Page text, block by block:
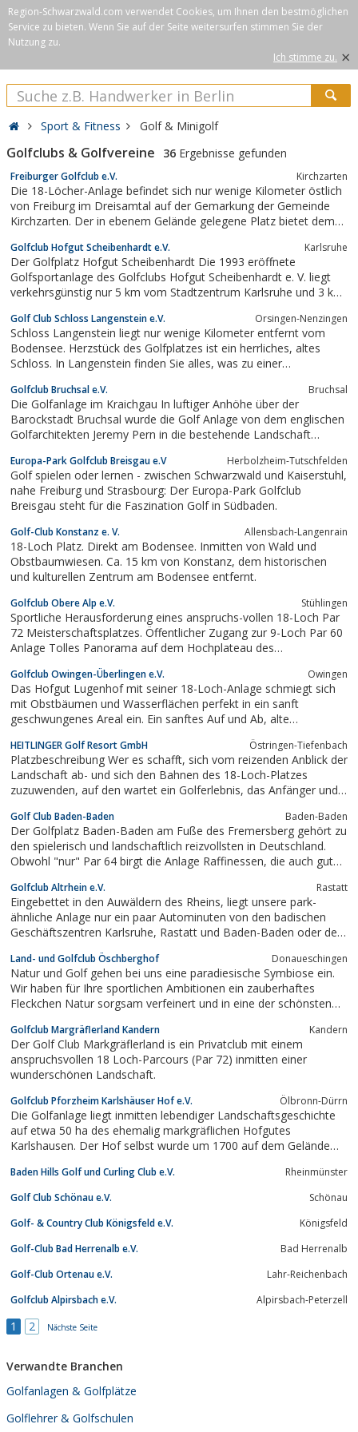
Region-Schwarzwald.com verwendet Cookies, um Ihnen den bestmöglichen
Service zu bieten. Wenn Sie auf der Seite weitersurfen stimmen Sie der
Nutzung zu.
Ich stimme zu. ×
Sport & Fitness Golf & Minigolf
Golfclubs & Golfvereine 36 Ergebnisse gefunden
Freiburger Golfclub e.V. Kirchzarten
Die 18-Löcher-Anlage befindet sich nur wenige Kilometer östlich
von Freiburg im Dreisamtal auf der Gemarkung der Gemeinde
Kirchzarten. Der in ebenem Gelände gelegene Platz bietet dem
Südschwarzwaldes. Die Führung der Spielbahnen ist durch den
herrlichen alten Baumbestand, der...
Golfclub Hofgut Scheibenhardt e.V. Karlsruhe
Der Golfplatz Hofgut Scheibenhardt Die 1993 eröffnete
Golfsportanlage des Golfclubs Hofgut Scheibenhardt e. V. liegt
verkehrsgünstig nur 5 km vom Stadtzentrum Karlsruhe und 3 km
geprägt wird die Golfanlage vom namensgleichen Gut mit Schloß
und Wassergraben im...
Golf Club Schloss Langenstein e.V. Orsingen-Nenzingen
Schloss Langenstein liegt nur wenige Kilometer entfernt vom
Bodensee. Herzstück des Golfplatzes ist ein herrliches, altes
Schloss. In Langenstein finden Sie alles, was zu einer
Schloss Langenstein ist ein Country Club nach alter englischer
Tradition. Sie können hier Golf und...
Golfclub Bruchsal e.V. Bruchsal
Die Golfanlage im Kraichgau In luftiger Anhöhe über der
Barockstadt Bruchsal wurde die Golf Anlage von dem englischen
Golfarchitekten Jeremy Pern in die bestehende Landschaft
sanften Hügel des Kraichgaus prägen den naturverbundenen
Charakter der Anlage. Sämtliche...
Europa-Park Golfclub Breisgau e.V Herbolzheim-Tutschfelden
Golf spielen oder lernen - zwischen Schwarzwald und Kaiserstuhl,
nahe Freiburg und Strasbourg: Der Europa-Park Golfclub
Breisgau steht für die Faszination Golf in Südbaden.
Golf-Club Konstanz e. V. Allensbach-Langenrain
18-Loch Platz. Direkt am Bodensee. Inmitten von Wald und
Obstbaumwiesen. Ca. 15 km von Konstanz, dem historischen
und kulturellen Zentrum am Bodensee entfernt.
Golfclub Obere Alp e.V. Stühlingen
Sportliche Herausforderung eines anspruchs-vollen 18-Loch Par
72 Meisterschaftsplatzes. Öffentlicher Zugang zur 9-Loch Par 60
Anlage Tolles Panorama auf dem Hochplateau des
der Spitzenklasse Sportlich-kollegiale Geselligkeit
Massgeschneidert für Könner und...
Golfclub Owingen-Überlingen e.V. Owingen
Das Hofgut Lugenhof mit seiner 18-Loch-Anlage schmiegt sich
mit Obstbäumen und Wasserflächen perfekt in ein sanft
geschwungenes Areal ein. Ein sanftes Auf und Ab, alte
Gräben bringen viel Abwechslung für Auge und Golfspaß. Es ist
ein Platz für alle Leistungsklassen,...
HEITLINGER Golf Resort GmbH Östringen-Tiefenbach
Platzbeschreibung Wer es schafft, sich vom reizenden Anblick der
Landschaft ab- und sich den Bahnen des 18-Loch-Platzes
zuzuwenden, auf den wartet ein Golferlebnis, das Anfänger und
der Bahnen, das hügelige Gelände, kleine Wälder und Seen, die
es zu...
Golf Club Baden-Baden Baden-Baden
Der Golfplatz Baden-Baden am Fuße des Fremersberg gehört zu
den spielerisch und landschaftlich reizvollsten in Deutschland.
Obwohl "nur" Par 64 birgt die Anlage Raffinessen, die auch guten
Blick vom Fremersberg zum Alten Schloß über den Merkurberg
bis hin zur...
Golfclub Altrhein e.V. Rastatt
Eingebettet in den Auwäldern des Rheins, liegt unsere park-
ähnliche Anlage nur ein paar Autominuten von den badischen
Geschäftszentren Karlsruhe, Rastatt und Baden-Baden oder dem
natur-belassene Biotope und ein herrlicher Ausblick auf den
nahegelegenen Schwarzwald...
Land- und Golfclub Öschberghof Donaueschingen
Natur und Golf gehen bei uns eine paradiesische Symbiose ein.
Wir haben für Ihre sportlichen Ambitionen ein zauberhaftes
Fleckchen Natur sorgsam verfeinert und in eine der schönsten
Akademie konnte nicht widerstehen und hat das "Golf-Ressort
Öschberghof" als...
Golfclub Margräflerland Kandern Kandern
Der Golf Club Markgräflerland is ein Privatclub mit einem
anspruchsvollen 18 Loch-Parcours (Par 72) inmitten einer
wunderschönen Landschaft.
Golfclub Pforzheim Karlshäuser Hof e.V. Ölbronn-Dürrn
Die Golfanlage liegt inmitten lebendiger Landschaftsgeschichte
auf etwa 50 ha des ehemalig markgräflichen Hofgutes
Karlshausen. Der Hof selbst wurde um 1700 auf dem Gelände
erbaut. Die 18-Loch-Golfanlage ist ein Golfplatz der
internationalen Spitzenklasse in einer...
Baden Hills Golf und Curling Club e.V.
Rheinmünster
Golf Club Schönau e.V.
Schönau
Golf- & Country Club Königsfeld e.V.
Königsfeld
Golf-Club Bad Herrenalb e.V.
Bad Herrenalb
Golf-Club Ortenau e.V.
Lahr-Reichenbach
Golfclub Alpirsbach e.V.
Alpirsbach-Peterzell
1 2 Nächste Seite
Verwandte Branchen
Golfanlagen & Golfplätze
Golflehrer & Golfschulen